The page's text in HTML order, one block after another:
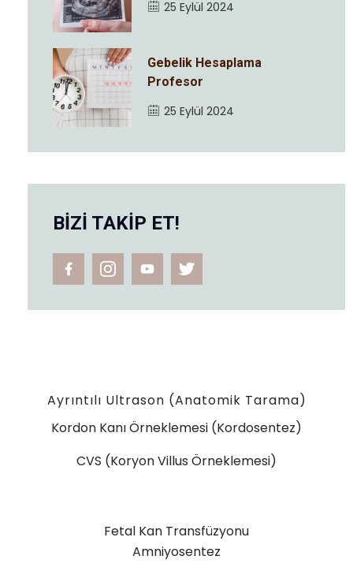
25 Eylül 2024
Gebelik Hesaplama
Profesor
25 Eylül 2024
BİZİ TAKİP ET!
Ayrıntılı Ultrason (Anatomik Tarama)
Kordon Kanı Örneklemesi (Kordosentez)
CVS (Koryon Villus Örneklemesi)
Fetal Kan Transfüzyonu
Amniyosentez